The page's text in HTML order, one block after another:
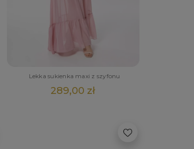
Lekka sukienka maxi z szyfonu
289,00 zł